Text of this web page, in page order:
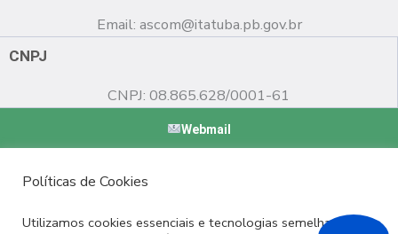
Email: ascom@itatuba.pb.gov.br
CNPJ
CNPJ: 08.865.628/0001-61
Webmail
Políticas de Cookies
Utilizamos cookies essenciais e tecnologias semelhantes de